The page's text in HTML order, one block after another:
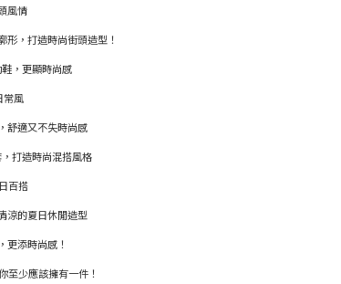
風情
形，打造時尚街頭造型！
，更顯時尚感
常風
舒適又不失時尚感
打造時尚混搭風格
百搭
涼的夏日休閒造型
更添時尚感！
至少應該擁有一件！